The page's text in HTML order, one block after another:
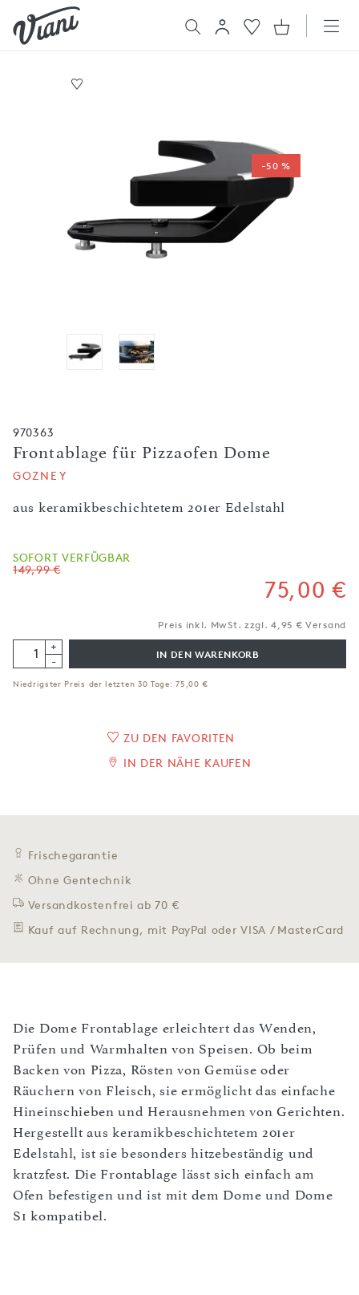
-50 %
970363
Frontablage für Pizzaofen Dome
aus keramikbeschichtetem 201er Edelstahl
GOZNEY
SOFORT VERFÜGBAR
149,99 €
75,00 €
Preis inkl. MwSt. zzgl. 4,95 € Versand
+
-
IN DEN WARENKORB
Niedrigster Preis der letzten 30 Tage:75,00 €
ZU DEN FAVORITEN
IN DER NÄHE KAUFEN
Frischegarantie
Ohne Gentechnik
Versandkostenfrei ab 70 €
Kauf auf Rechnung, mit PayPal oder VISA / MasterCard
Die Dome Frontablage erleichtert das Wenden,
Prüfen und Warmhalten von Speisen. Ob beim
Backen von Pizza, Rösten von Gemüse oder
Räuchern von Fleisch, sie ermöglicht das einfache
Hineinschieben und Herausnehmen von Gerichten.
Hergestellt aus keramikbeschichtetem 201er
Edelstahl, ist sie besonders hitzebeständig und
kratzfest. Die Frontablage lässt sich einfach am
Ofen befestigen und ist mit dem Dome und Dome
S1 kompatibel.